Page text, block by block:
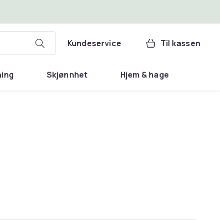
Kundeservice Til kassen
Skjønnhet Hjem & hage